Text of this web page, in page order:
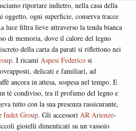
riportare indietro, nella casa della
ogni superficie, conserva tracce
luce filtra lieve attraverso la tenda bianca
di memoria, dove il calore del legno
della carta da parati si riflettono nei
. I ricami Aspesi Federico si
delicati e familiari, ad
ancora in attesa, sospesa nel tempo. E
tè condiviso, tra il profumo del legno e
tutto con la sua presenza rassicurante,
Indet Group. Gli accessori AR Arienzo-
gioielli dimenticati su un vassoio